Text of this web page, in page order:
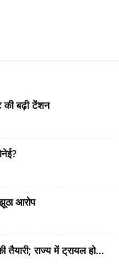
की बढ़ी टेंशन
आरोप
राज्य में ट्रायल हो...